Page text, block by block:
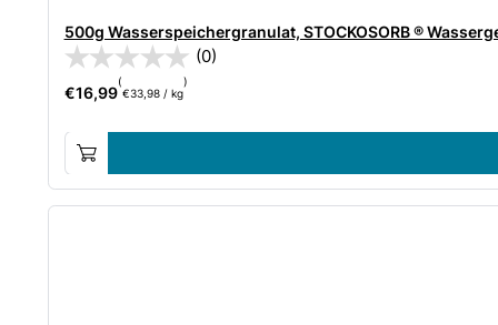
500g Wasserspeichergranulat, STOCKOSORB ®
(0)
€16,99
(
€33,98/ kg
)